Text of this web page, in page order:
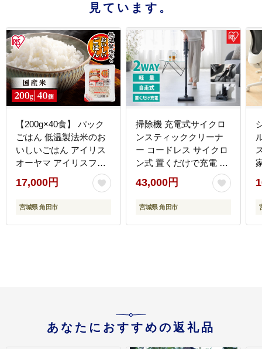
見ています。
【200g×40食】 パック
ごはん 低温製法米のお
いしいごはん アイリス
オーヤマ アイリスフー
ト ご飯 ごはん パックご
はん パックご飯 非常食
らし 仕送り レンチン
17,000円
宮城県 角田市
掃除機 充電式サイクロ
ンスティッククリーナ
ー コードレス サイクロ
ン式 置くだけで充電 自
走式 アイリスオーヤマ
パワフル パワーヘッド
SCD-185PM-Bブラック
43,000円
宮城県 角田市
あなたにおすすめの返礼品